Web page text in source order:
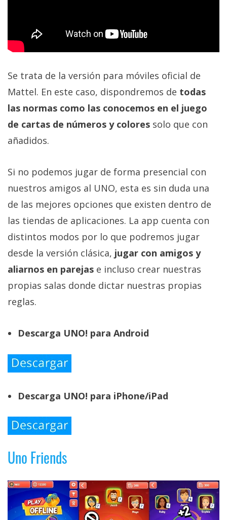
El medio de
comunicación
todas las
noticias sobre
tecnología,
móviles,
apps,
informática,
videojuegos,
tutoriales.
El Grupo
Informático
2026.Algunos
derechos
reservados.
Se trata de la versión para móviles oficial de
Mattel. En este caso, dispondremos de todas
las normas como las conocemos en el juego
de cartas de números y colores solo que con
añadidos.
Si no podemos jugar de forma presencial con
nuestros amigos al UNO, esta es sin duda una
de las mejores opciones que existen dentro de
las tiendas de aplicaciones. La app cuenta con
distintos modos por lo que podremos jugar
desde la versión clásica, jugar con amigos y
aliarnos en parejas e incluso crear nuestras
propias salas donde dictar nuestras propias
reglas.
Descarga UNO! para Android
Descarga UNO! para iPhone/iPad
Uno Friends